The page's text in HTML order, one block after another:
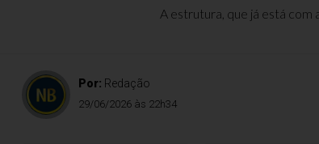
A estrutura, que já está
Por: Redação
29/06/2026 às 22h34